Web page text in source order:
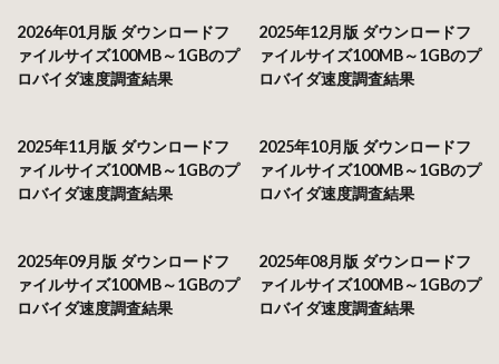
2026年01月版 ダウンロードフ
ァイルサイズ100MB～1GBのプ
ロバイダ速度調査結果
2025年12月版 ダウンロードフ
ァイルサイズ100MB～1GBのプ
ロバイダ速度調査結果
2025年11月版 ダウンロードフ
ァイルサイズ100MB～1GBのプ
ロバイダ速度調査結果
2025年10月版 ダウンロードフ
ァイルサイズ100MB～1GBのプ
ロバイダ速度調査結果
2025年09月版 ダウンロードフ
ァイルサイズ100MB～1GBのプ
ロバイダ速度調査結果
2025年08月版 ダウンロードフ
ァイルサイズ100MB～1GBのプ
ロバイダ速度調査結果